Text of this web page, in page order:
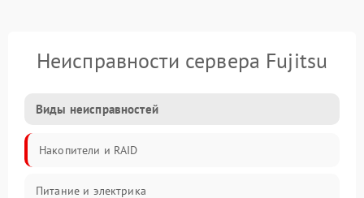
Неисправности сервера Fujitsu
Виды неисправностей
Накопители и RAID
Питание и электрика